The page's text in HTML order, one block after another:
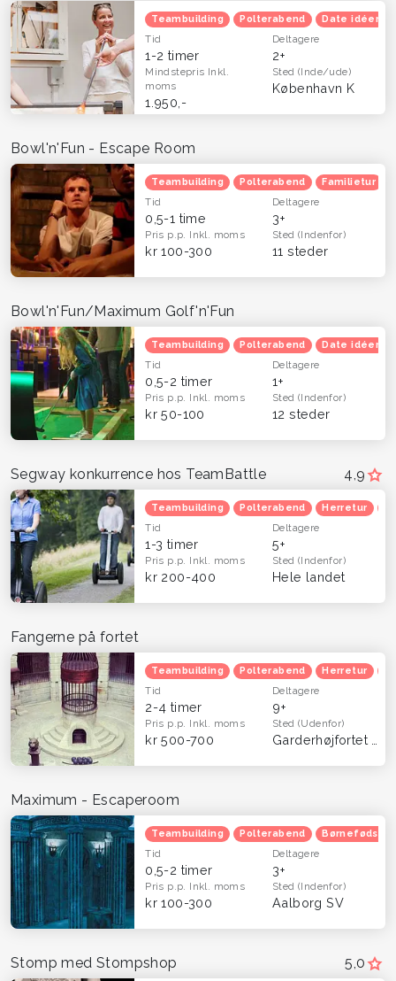
Teambuilding Polterabend Date idéer
Tid
1-2 timer
Deltagere
2+
Mindstepris Inkl.
moms
1.950,-
Sted(Inde/ude)
København K
Bowl'n'Fun - Escape Room
Teambuilding Polterabend Familietur
Tid
0,5-1 time
Deltagere
3+
Pris p.p. Inkl. moms
kr 100-300
Sted(Indenfor)
11 steder
Bowl'n'Fun/Maximum Golf'n'Fun
Teambuilding Polterabend Date idéer
Tid
0,5-2 timer
Deltagere
1+
Pris p.p. Inkl. moms
kr 50-100
Sted(Indenfor)
12 steder
4,9
Segway konkurrence hos TeamBattle
Teambuilding Polterabend Herretur
Tid
1-3 timer
Deltagere
5+
Pris p.p. Inkl. moms
kr 200-400
Sted(Indenfor)
Hele landet
Fangerne på fortet
Teambuilding Polterabend Herretur
Tid
2-4 timer
Deltagere
9+
Pris p.p. Inkl. moms
kr 500-700
Sted(Udenfor)
Maximum - Escaperoom
Teambuilding Polterabend
Tid
0,5-2 timer
Deltagere
3+
Pris p.p. Inkl. moms
kr 100-300
Sted(Indenfor)
Aalborg SV
5,0
Stomp med Stompshop